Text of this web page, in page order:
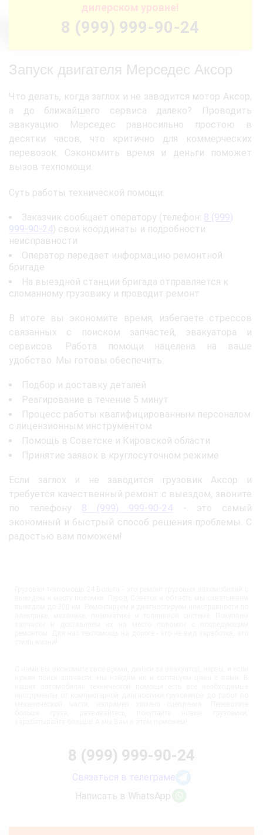
дилерском уровне!
8 (999) 999-90-24
Запуск двигателя Мерседес Аксор
Что делать, когда заглох и не заводится мотор Аксор,
а до ближайшего сервиса далеко? Проводить
эвакуацию Мерседес равносильно простою в
десятки часов, что критично для коммерческих
перевозок. Сэкономить время и деньги поможет
вызов техпомощи.
Суть работы технической помощи:
Заказчик сообщает оператору (телефон: 8 (999)
999-90-24) свои координаты и подробности
неисправности
Оператор передает информацию ремонтной
бригаде
На выездной станции бригада отправляется к
сломанному грузовику и проводит ремонт
В итоге вы экономите время, избегаете стрессов
связанных с поиском запчастей, эвакуатора и
сервисов. Работа помощи нацелена на ваше
удобство. Мы готовы обеспечить:
Подбор и доставку деталей
Реагирование в течение 5 минут
Процесс работы квалифицированным персоналом
с лицензионным инструментом
Помощь в Советске и Кировской области
Принятие заявок в круглосуточном режиме
Если заглох и не заводится грузовик Аксор и
требуется качественный ремонт с выездом, звоните
по телефону 8 (999) 999-90-24 - это самый
экономный и быстрый способ решения проблемы. С
радостью вам поможем!
8 (999) 999-90-24
Связаться в телеграме
Написать в WhatsApp